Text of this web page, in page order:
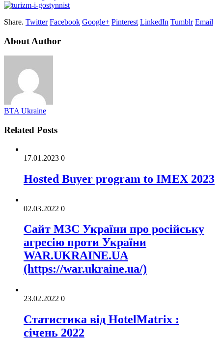
Share. Twitter Facebook Google+ Pinterest LinkedIn Tumblr Email
About Author
BTA Ukraine
Related Posts
17.01.2023 0
Hosted Buyer program to IMEX 2023
02.03.2022 0
Cайт МЗС України про російську
агресію проти України
WAR.UKRAINE.UA
(https://war.ukraine.ua/)
23.02.2022 0
Статистика від HotelMatrix :
січень 2022